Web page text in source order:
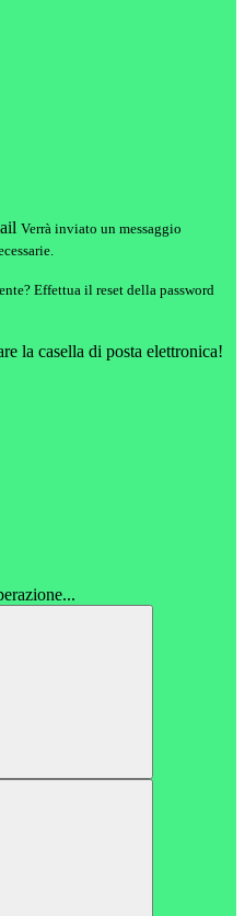
Verrà inviato un messaggio
Effettua il reset della password
la casella di posta elettronica!